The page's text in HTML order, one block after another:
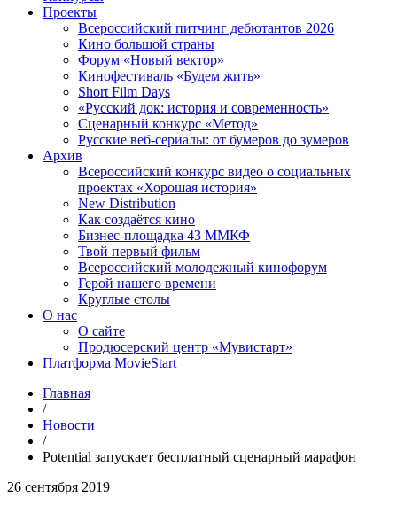
Проекты
Всероссийский питчинг дебютантов 2026
Кино большой страны
Форум «Новый вектор»
Кинофестиваль «Будем жить»
Short Film Days
«Русский док: история и современность»
Сценарный конкурс «Метод»
Русские веб-сериалы: от бумеров до зумеров
Архив
Всероссийский конкурс видео о социальных
проектах «Хорошая история»
New Distribution
Как создаётся кино
Бизнес-площадка 43 ММКФ
Твой первый фильм
Всероссийский молодежный кинофорум
Герой нашего времени
Круглые столы
О нас
О сайте
Продюсерский центр «Мувистарт»
Платформа MovieStart
Главная
/
Новости
/
Potential запускает бесплатный сценарный марафон
26 сентября 2019